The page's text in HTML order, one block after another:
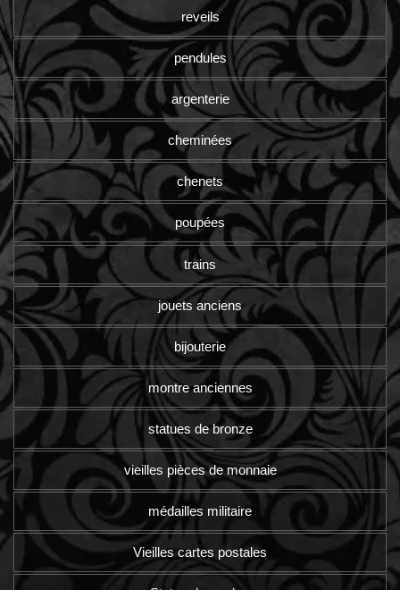
reveils
pendules
argenterie
cheminées
chenets
poupées
trains
jouets anciens
bijouterie
montre anciennes
statues de bronze
vieilles pièces de monnaie
médailles militaire
Vieilles cartes postales